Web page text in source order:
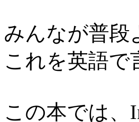
みんなが普段
これを英語で
この本では、